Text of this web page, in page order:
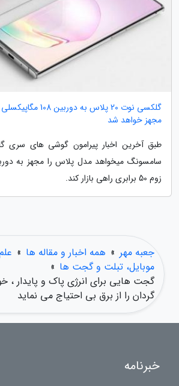
مجهز خواهد شد
زوم 50 برابری راهی بازار کند.
جعبه مهر » همه اخبار و مقاله ها »
موبایل، تبلت و گجت ها »
گجت هایی برای انرژی پاک و پایدار ،
گردان را از برق بی احتیاج می نماید
خبرنامه